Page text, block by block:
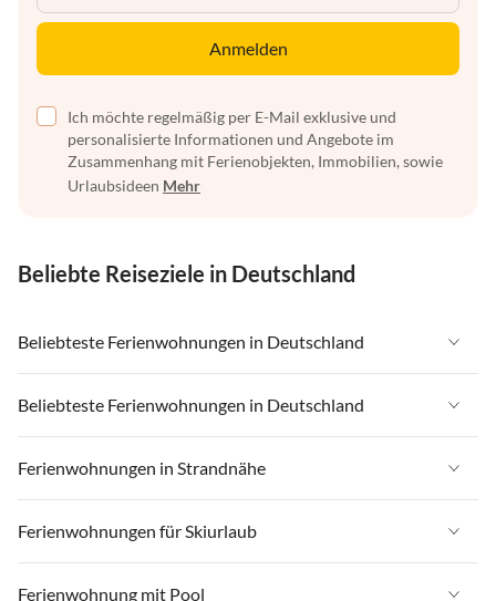
Anmelden
Ich möchte regelmäßig per E-Mail exklusive und
personalisierte Informationen und Angebote im
Zusammenhang mit Ferienobjekten, Immobilien, sowie
Urlaubsideen Mehr
Beliebte Reiseziele in Deutschland
Beliebteste Ferienwohnungen in Deutschland
Ferienwohnungen in Deutschland
Ferienwohnungen in Ostsee
Ferienwohnungen in Nordsee
Ferienwohnungen in Mecklenburg-Vorpommern
Beliebteste Ferienwohnungen in Deutschland
Ferienwohnungen in Deutschland
Ferienwohnungen in Ostsee
Ferienwohnungen in Nordsee
Ferienwohnungen in Strandnähe
Ferienwohnungen in Strandnähe in Deutschland
Ferienwohnungen in Strandnähe in Ostsee
Ferienwohnungen für Skiurlaub
Ferienwohnungen für Skiurlaub in Deutschland
Ferienwohnung mit Pool